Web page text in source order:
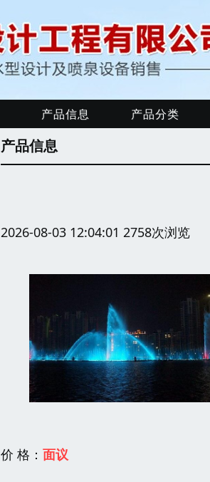
产品信息 产品分类
产品信息
2026-08-03 12:04:01 2758次浏览
价 格： 面议